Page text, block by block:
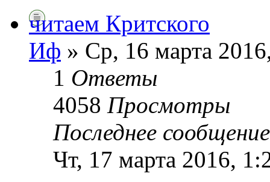
читаем Критского
Иф » Ср, 16 марта
1 Ответы
4058 Просмотры
Последнее
Чт, 17 марта 2016,